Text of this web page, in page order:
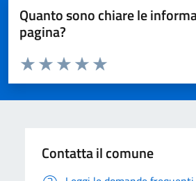
Quanto sono chiare le
pagina?
Domanda
Valuta da 1 a 5 stelle la pagina
Valuta 5 stelle su 5
Valuta 4 stelle su 5
Valuta 3 stelle su 5
Valuta 2 stelle su 5
Valuta 1 stelle su 5
Contatta il comune